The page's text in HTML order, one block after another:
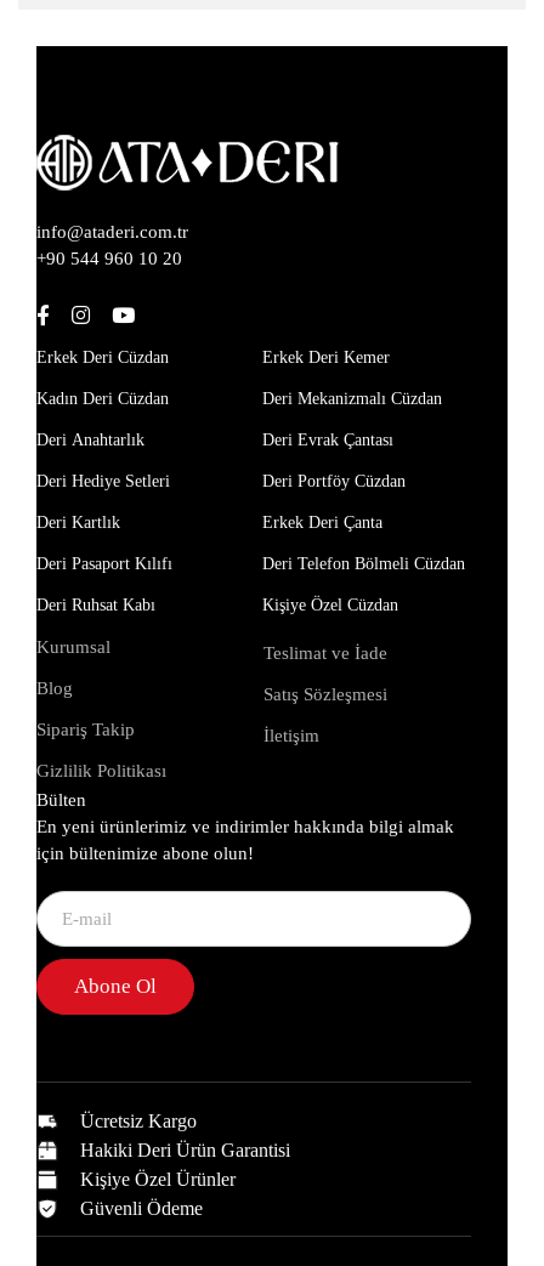
info@ataderi.com.tr
+90 544 960 10 20
Erkek Deri Cüzdan
Kadın Deri Cüzdan
Deri Anahtarlık
Deri Hediye Setleri
Deri Kartlık
Deri Pasaport Kılıfı
Deri Ruhsat Kabı
Erkek Deri Kemer
Deri Mekanizmalı Cüzdan
Deri Evrak Çantası
Deri Portföy Cüzdan
Erkek Deri Çanta
Deri Telefon Bölmeli Cüzdan
Kişiye Özel Cüzdan
Kurumsal
Blog
Sipariş Takip
Gizlilik Politikası
Teslimat ve İade
Satış Sözleşmesi
İletişim
Bülten
En yeni ürünlerimiz ve indirimler hakkında bilgi almak
için bültenimize abone olun!
Abone Ol
Ücretsiz Kargo
Hakiki Deri Ürün Garantisi
Kişiye Özel Ürünler
Güvenli Ödeme